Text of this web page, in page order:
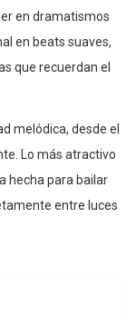
en dramatismos
en beats suaves,
que recuerdan el
melódica, desde el
Lo más atractivo
hecha para bailar
entre luces